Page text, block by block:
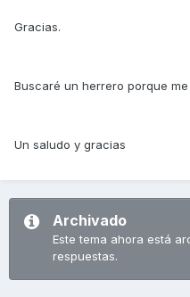
Gracias.
Buscaré un herrero porque
Un saludo y gracias
Archivado
Este tema ahora está
respuestas.